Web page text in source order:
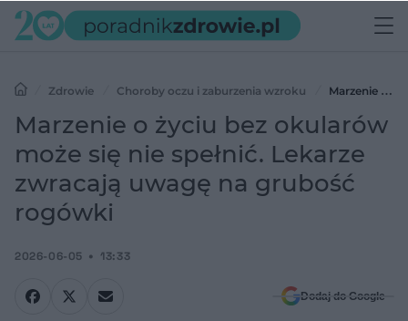
Zdrowie Choroby oczu i zaburzenia wzroku
Marzenie o
życiu bez okularów może się nie spełnić. Lekarze zwracają uwagę na
Marzenie o życiu bez okularów
może się nie spełnić. Lekarze
zwracają uwagę na grubość
rogówki
2026-06-05 13:33
Dodaj do Google